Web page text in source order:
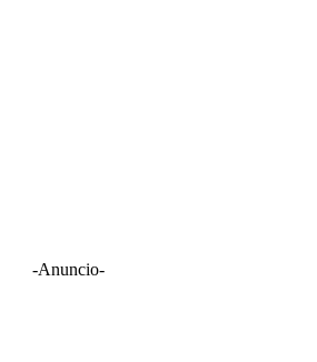
-Anuncio-